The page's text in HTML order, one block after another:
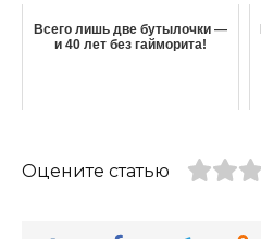
Всего лишь две бутылочки —
и 40 лет без гайморита!
Оцените статью